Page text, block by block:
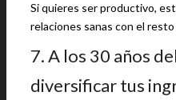
Si quieres ser productivo,
relaciones sanas con el
7. A los 30 años
diversificar tus